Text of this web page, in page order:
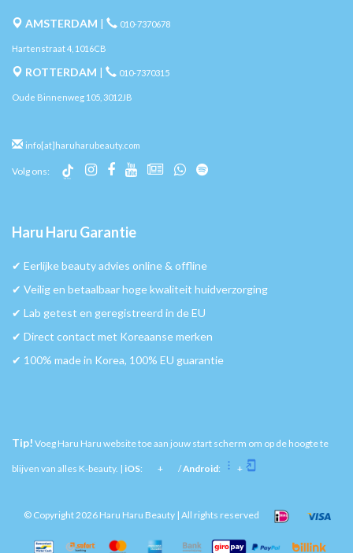
AMSTERDAM | 010-7370678
Hartenstraat 4, 1016CB
ROTTERDAM | 010-7370315
Oude Binnenweg 105, 3012JB
info[at]haruharubeauty.com
Volg ons:
Haru Haru Garantie
✔︎ Eerlijke beauty advies online & offline
✔︎ Veilig en betaalbaar hoge kwaliteit huidverzorging
✔︎ Lab getest en geregistreerd in de EU
✔︎ Direct contact met Koreaanse merken
✔︎ 100% made in Korea, 100% EU guarantie
Tip! Voeg Haru Haru website toe aan jouw start scherm om op de hoogte te
blijven van alles K-beauty. | iOS: + /Android: +
© Copyright 2026 Haru Haru Beauty | All rights reserved